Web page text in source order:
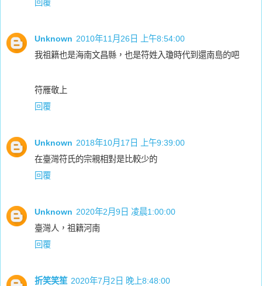
回覆
Unknown 2010年11月26日 上午8:54:00
我祖籍也是海南文昌縣，也是符姓入瓊時代到還南島的吧
符雁敬上
回覆
Unknown 2018年10月17日 上午9:39:00
在臺灣符氏的宗親相對是比較少的
回覆
Unknown 2020年2月9日 凌晨1:00:00
臺灣人，祖籍河南
回覆
折笑笑笙 2020年7月2日 晚上8:48:00